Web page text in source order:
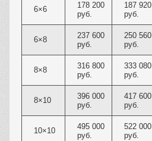
6×6
178 200
руб.
187 920
руб.
6×8
237 600
руб.
250 560
руб.
8×8
316 800
руб.
333 080
руб.
8×10
396 000
руб.
417 600
руб.
10×10
495 000
руб.
522 000
руб.